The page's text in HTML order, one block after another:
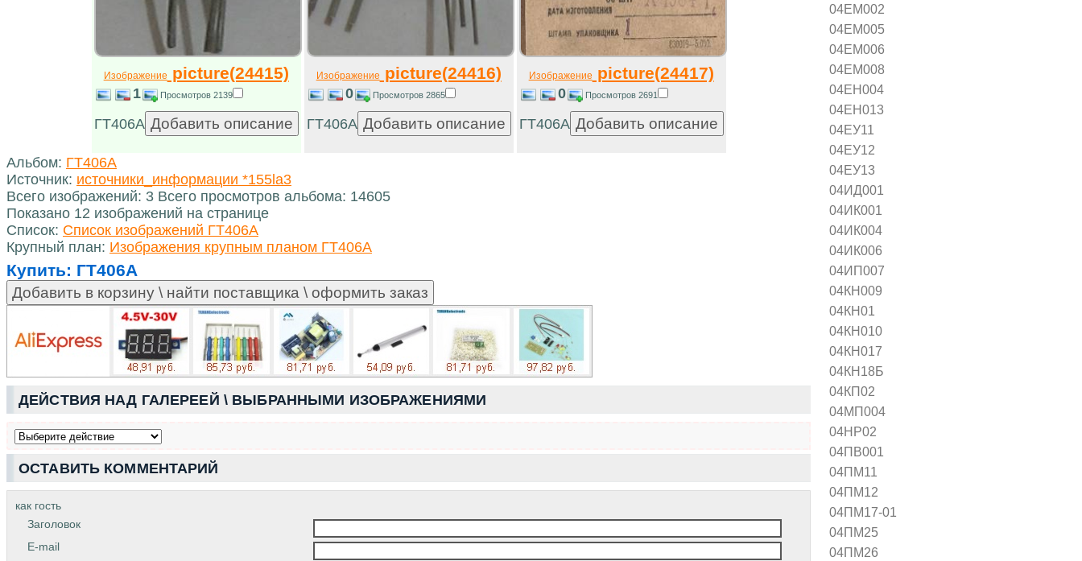
04ЕМ002
04ЕМ005
04ЕМ006
04ЕМ008
04ЕН004
04ЕН013
04ЕУ11
04ЕУ12
04ЕУ13
04ИД001
04ИК001
04ИК004
04ИК006
04ИП007
04КН009
04КН01
04КН010
04КН017
04КН18Б
04КП02
04МП004
04НР02
04ПВ001
04ПМ11
04ПМ12
04ПМ17-01
04ПМ25
04ПМ26
Изображение picture(24415)
1 Просмотров 2139
ГТ406А
Изображение picture(24416)
0 Просмотров 2865
ГТ406А
Изображение picture(24417)
0 Просмотров 2691
ГТ406А
Альбом: ГТ406А
Источник: источники_информации *155la3
Всего изображений: 3 Всего просмотров альбома: 14605
Показано 12 изображений на странице
Список: Список изображений ГТ406А
Крупный план: Изображения крупным планом ГТ406А
Купить: ГТ406А
ДЕЙСТВИЯ НАД ГАЛЕРЕЕЙ \ ВЫБРАННЫМИ ИЗОБРАЖЕНИЯМИ
ОСТАВИТЬ КОММЕНТАРИЙ
как гость
Заголовок
E-mail